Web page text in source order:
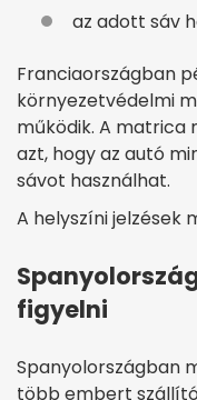
az adott sáv
Franciaországban
környezetvédelmi
működik. A matrica
azt, hogy az autó
sávot használhat.
A helyszíni jelzések
figyelni
Spanyolországban
több embert